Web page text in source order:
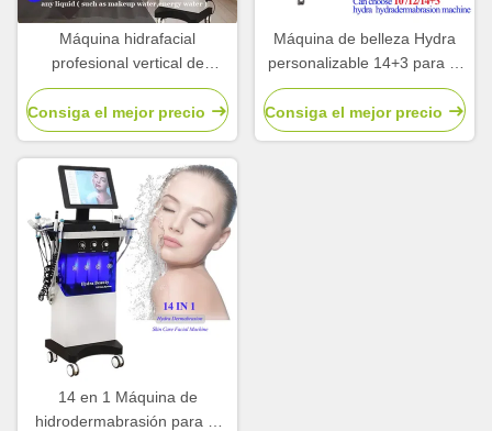
Máquina hidrafacial
profesional vertical de
limpieza profunda 14+3
Máquina hidratante facial
Consiga el mejor precio
Máquina de belleza Hydra
personalizable 14+3 para el
tratamiento del acné de
levantamiento facial
Consiga el mejor precio
14 en 1 Máquina de
hidrodermabrasión para el